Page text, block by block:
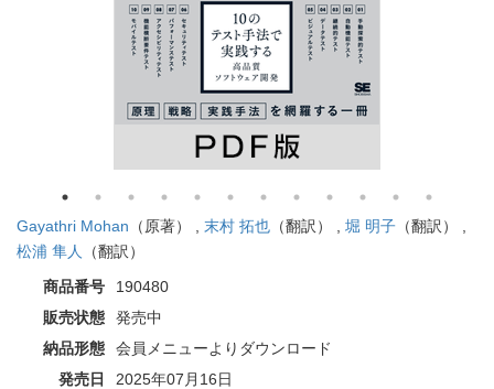
Gayathri Mohan （原著） , 末村 拓也 （翻訳） , 堀 明子 （翻訳） ,
松浦 隼人
（翻訳）
商品番号
190480
販売状態
発売中
納品形態
会員メニューよりダウンロード
発売日
2025年07月16日